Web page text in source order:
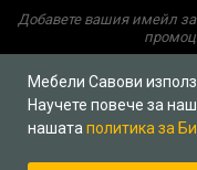
Добавете вашия имейл
Политика за
Мебели Савови
Научете повече за
нашата политика за